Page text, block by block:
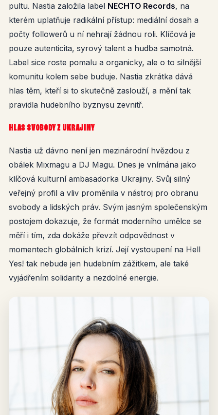
pultu. Nastia založila label NECHTO Records, na
kterém uplatňuje radikální přístup: mediální dosah a
počty followerů u ní nehrají žádnou roli. Klíčová je
pouze autenticita, syrový talent a hudba samotná.
Label sice roste pomalu a organicky, ale o to silnější
komunitu kolem sebe buduje. Nastia zkrátka dává
hlas těm, kteří si to skutečně zaslouží, a mění tak
pravidla hudebního byznysu zevnitř.
HLAS SVOBODY Z UKRAJINY
Nastia už dávno není jen mezinárodní hvězdou z
obálek Mixmagu a DJ Magu. Dnes je vnímána jako
klíčová kulturní ambasadorka Ukrajiny. Svůj silný
veřejný profil a vliv proměnila v nástroj pro obranu
svobody a lidských práv. Svým jasným společenským
postojem dokazuje, že formát moderního umělce se
měří i tím, zda dokáže převzít odpovědnost v
momentech globálních krizí. Její vystoupení na Hell
Yes! tak nebude jen hudebním zážitkem, ale také
vyjádřením solidarity a nezdolné energie.